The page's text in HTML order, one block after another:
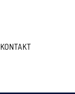
KONTAKT